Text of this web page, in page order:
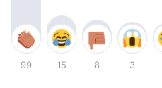
99 15 8 3